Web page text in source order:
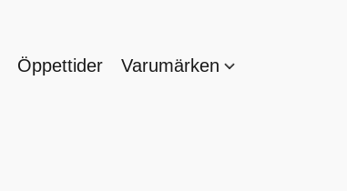
Öppettider Varumärken